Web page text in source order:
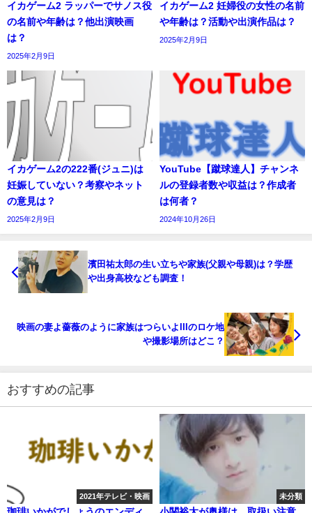
イカゲーム2 ラッパーでサノス役
の名前や年齢は？他出演映画
は？
2025年2月9日
イカゲーム2 妊婦役の女性の名前
や年齢は？活動や出演作品は？
2025年2月9日
イカゲーム2の222番(ジュニ)は
妊娠していない？考察やネット
の意見は？
2025年2月9日
YouTube【蹴球達人】チャンネ
ルの登録者数や収益は？作成者
は何者？
2024年10月26日
濱田祐太郎の生い立ちや家族(父親や母親)は？学歴
や出身高校なども調査！
映画の妻よ薔薇のように家族はつらいよIIIのロケ地
や撮影場所はどこ？
おすすめの記事
2021年テレビ・映画 未分類